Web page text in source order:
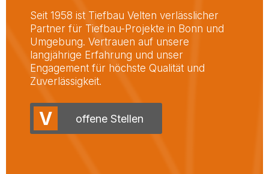
Seit 1958 ist Tiefbau Velten verlässlicher
Partner für Tiefbau-Projekte in Bonn und
Umgebung. Vertrauen auf unsere
langjährige Erfahrung und unser
Engagement für höchste Qualität und
Zuverlässigkeit.
V offene Stellen